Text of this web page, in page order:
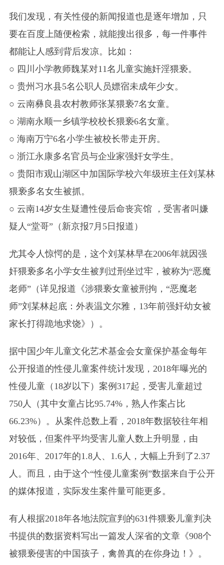
我们发现，有关性侵的新闻报道也是逐年增加，只
要在百度上随便检索，就能搜出很多，每一件事件
都能让人感到背后发凉。比如：
○ 四川小学教师魏某对11名儿童实施奸淫猥亵。
○ 贵州习水县5名公职人员嫖宿未成年少女。
○ 云南彝良县农村教师张某猥亵7名女童。
○ 湖南永顺一乡镇学校校长猥亵6名女童。
○ 海南万宁6名小学生被校长带走开房。
○ 浙江永康多名官员与企业家强奸女学生。
○ 贵阳市观山湖区中加国际学校六年级班主任刘某林
猥亵多名女生被抓。
○ 云南14岁女生疑遭性侵后命丧宾馆 ，受害者叫嫌
疑人“堂哥”（新京报7月5日报道）
尤其令人惊愕的是，这个刘某林早在2006年就因强
奸猥亵多名小学女生被判过刑坐过牢，被称为“恶魔
老师”（详见报道《涉猥亵女童被刑拘，“恶魔老
师”刘某林起底：外表温文尔雅，13年前强奸幼女被
家长打得跪地求饶》）。
据中国少年儿童文化艺术基金会女童保护基金每年
公开报道的性侵儿童案件统计发现，2018年曝光的
性侵儿童（18岁以下）案例317起，受害儿童超过
750人（其中女童占比95.74%，熟人作案占比
66.23%）。从案件总数上看，2018年数据较往年相
对较低，但案件平均受害儿童人数上升明显，由
2016年、2017年的1.8人、1.6人，大幅上升到了2.37
人。而且，由于这个“性侵儿童案例”数据来自于公开
的媒体报道，实际发生案件量可能更多。
有人根据2018年各地法院宣判的631件猥亵儿童判决
书提供的数据资料写出一篇发人深省的文章《908个
被猥亵侵害的中国孩子，禽兽真的在你身边！》。